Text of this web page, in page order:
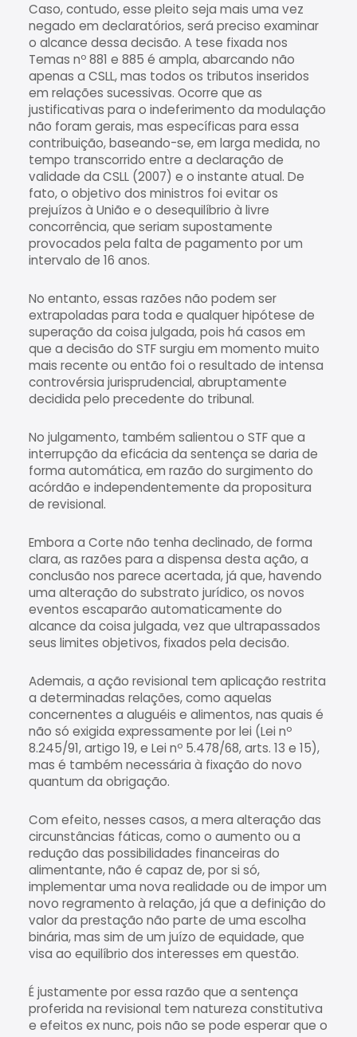
Caso, contudo, esse pleito seja mais uma vez
negado em declaratórios, será preciso examinar
o alcance dessa decisão. A tese fixada nos
Temas nº 881 e 885 é ampla, abarcando não
apenas a CSLL, mas todos os tributos inseridos
em relações sucessivas. Ocorre que as
justificativas para o indeferimento da modulação
não foram gerais, mas específicas para essa
contribuição, baseando-se, em larga medida, no
tempo transcorrido entre a declaração de
validade da CSLL (2007) e o instante atual. De
fato, o objetivo dos ministros foi evitar os
prejuízos à União e o desequilíbrio à livre
concorrência, que seriam supostamente
provocados pela falta de pagamento por um
intervalo de 16 anos.
No entanto, essas razões não podem ser
extrapoladas para toda e qualquer hipótese de
superação da coisa julgada, pois há casos em
que a decisão do STF surgiu em momento muito
mais recente ou então foi o resultado de intensa
controvérsia jurisprudencial, abruptamente
decidida pelo precedente do tribunal.
No julgamento, também salientou o STF que a
interrupção da eficácia da sentença se daria de
forma automática, em razão do surgimento do
acórdão e independentemente da propositura
de revisional.
Embora a Corte não tenha declinado, de forma
clara, as razões para a dispensa desta ação, a
conclusão nos parece acertada, já que, havendo
uma alteração do substrato jurídico, os novos
eventos escaparão automaticamente do
alcance da coisa julgada, vez que ultrapassados
seus limites objetivos, fixados pela decisão.
Ademais, a ação revisional tem aplicação restrita
a determinadas relações, como aquelas
concernentes a aluguéis e alimentos, nas quais é
não só exigida expressamente por lei (Lei nº
8.245/91, artigo 19, e Lei nº 5.478/68, arts. 13 e 15),
mas é também necessária à fixação do novo
quantum da obrigação.
Com efeito, nesses casos, a mera alteração das
circunstâncias fáticas, como o aumento ou a
redução das possibilidades financeiras do
alimentante, não é capaz de, por si só,
implementar uma nova realidade ou de impor um
novo regramento à relação, já que a definição do
valor da prestação não parte de uma escolha
binária, mas sim de um juízo de equidade, que
visa ao equilíbrio dos interesses em questão.
É justamente por essa razão que a sentença
proferida na revisional tem natureza constitutiva
e efeitos ex nunc, pois não se pode esperar que o